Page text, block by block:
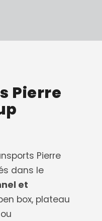
Pierre
Pierre
dans le
et
box, plateau